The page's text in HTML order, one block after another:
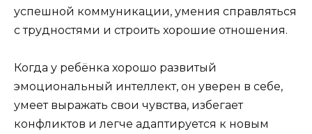
успешной коммуникации, умения справляться
с трудностями и строить хорошие отношения.
Когда у ребёнка хорошо развитый
эмоциональный интеллект, он уверен в себе,
умеет выражать свои чувства, избегает
конфликтов и легче адаптируется к новым